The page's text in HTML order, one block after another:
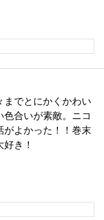
までとにかくかわい
合いが素敵。ニコ
がよかった！！巻末
き！